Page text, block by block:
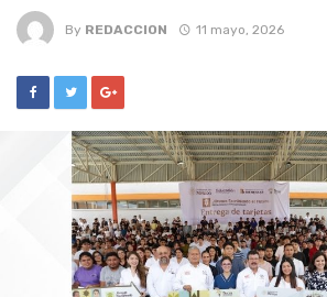
By REDACCION 11 mayo, 2026